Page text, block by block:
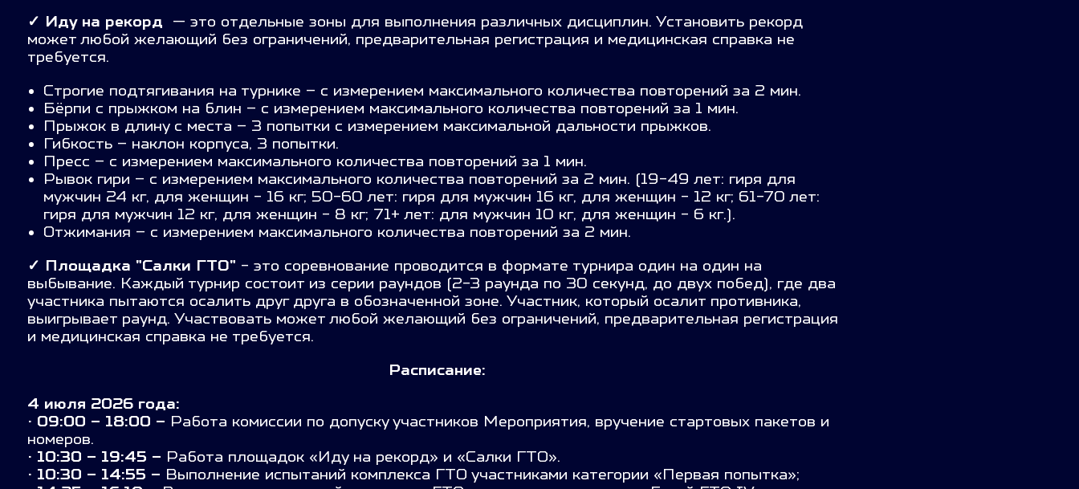
✓ Иду на рекорд — это отдельные зоны для выполнения различных дисциплин. Установить рекорд
может любой желающий без ограничений, предварительная регистрация и медицинская справка не
требуется.
Строгие подтягивания на турнике – с измерением максимального количества повторений за 2 мин.
Бёрпи с прыжком на блин – с измерением максимального количества повторений за 1 мин.
Прыжок в длину с места – 3 попытки с измерением максимальной дальности прыжков.
Гибкость – наклон корпуса, 3 попытки.
Пресс – с измерением максимального количества повторений за 1 мин.
Рывок гири – с измерением максимального количества повторений за 2 мин. (19-49 лет: гиря для
мужчин 24 кг, для женщин - 16 кг; 50-60 лет: гиря для мужчин 16 кг, для женщин - 12 кг; 61-70 лет:
гиря для мужчин 12 кг, для женщин - 8 кг; 71+ лет: для мужчин 10 кг, для женщин - 6 кг.).
Отжимания – с измерением максимального количества повторений за 2 мин.
✓ Площадка "Салки ГТО" - это соревнование проводится в формате турнира один на один на
выбывание. Каждый турнир состоит из серии раундов (2-3 раунда по 30 секунд, до двух побед), где два
участника пытаются осалить друг друга в обозначенной зоне. Участник, который осалит противника,
выигрывает раунд. Участвовать может любой желающий без ограничений, предварительная регистрация
и медицинская справка не требуется.
Расписание:
4 июля 2026 года:
· 09:00 – 18:00 – Работа комиссии по допуску участников Мероприятия, вручение стартовых пакетов и
номеров.
· 10:30 – 19:45 – Работа площадок «Иду на рекорд» и «Салки ГТО».
· 10:30 – 14:55 – Выполнение испытаний комплекса ГТО участниками категории «Первая попытка»;